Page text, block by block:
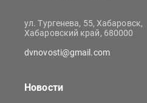
ул. Тургенева, 55, Хабаровск,
Хабаровский край, 680000
dvnovosti@gmail.com
Новости